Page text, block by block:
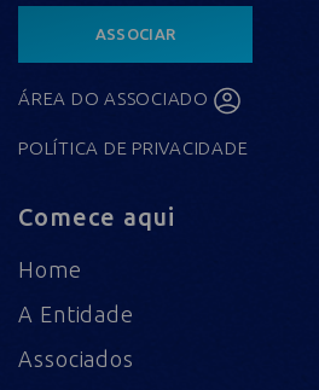
ASSOCIAR
ÁREA DO ASSOCIADO
POLÍTICA DE PRIVACIDADE
Comece aqui
Home
A Entidade
Associados